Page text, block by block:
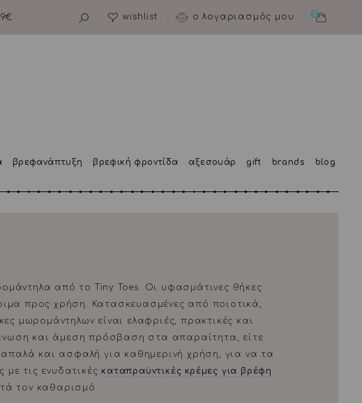
0
wishlist ο λογαριασμός μου
βρεφανάπτυξη βρεφική φροντίδα αξεσουάρ gift brands blog
από το Tiny Toes. Οι υφασμάτινες θήκες
προς χρήση. Κατασκευασμένες από ποιοτικά,
μωρομάντηλων είναι ελαφριές, πρακτικές και
και άμεση πρόσβαση στα απαραίτητα, είτε
και ασφαλή για καθημερινή χρήση, για να τα
τις ενυδατικές καταπραϋντικές κρέμες για βρέφη
τον καθαρισμό.